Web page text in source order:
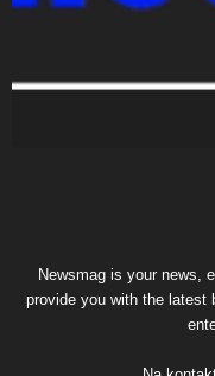
Newsmag is your news,
provide you with the latest